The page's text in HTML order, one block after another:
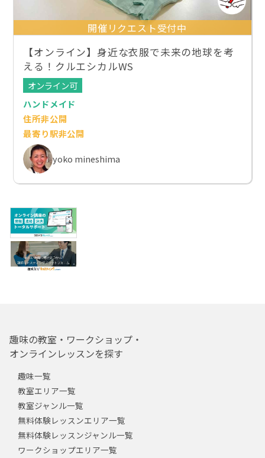
開催リクエスト受付中
【オンライン】身近な衣服で未来の地球を考
える！クルエシカルWS
オンライン可
ハンドメイド
住所非公開
最寄り駅非公開
yoko mineshima
趣味の教室・ワークショップ・
オンラインレッスンを探す
趣味一覧
教室エリア一覧
教室ジャンル一覧
無料体験レッスンエリア一覧
無料体験レッスンジャンル一覧
ワークショップエリア一覧